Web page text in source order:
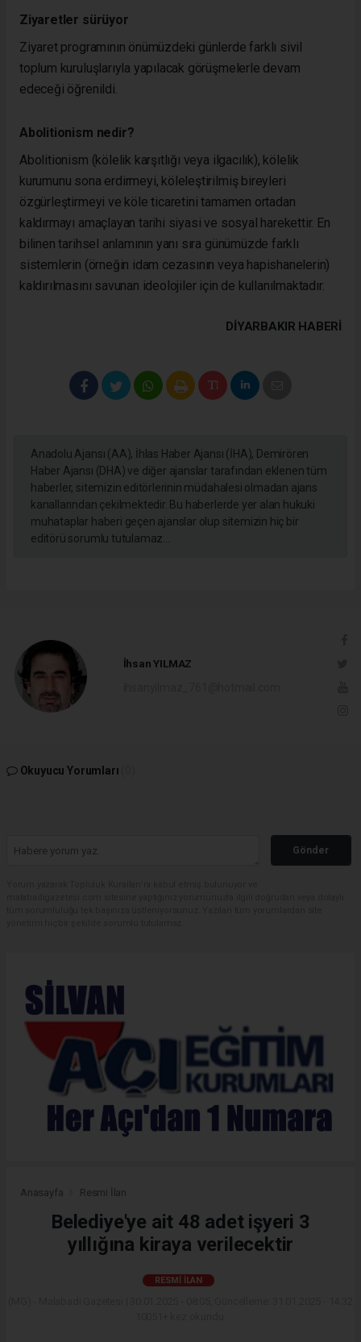
Ziyaretler sürüyor
Ziyaret programının önümüzdeki günlerde farklı sivil
toplum kuruluşlarıyla yapılacak görüşmelerle devam
edeceği öğrenildi.
Abolitionism nedir?
Abolitionism (kölelik karşıtlığı veya ilgacılık), kölelik
kurumunu sona erdirmeyi, köleleştirilmiş bireyleri
özgürleştirmeyi ve köle ticaretini tamamen ortadan
kaldırmayı amaçlayan tarihi siyasi ve sosyal harekettir. En
bilinen tarihsel anlamının yanı sıra günümüzde farklı
sistemlerin (örneğin idam cezasının veya hapishanelerin)
kaldırılmasını savunan ideolojiler için de kullanılmaktadır.
DIYARBAKIR HABERİ
Anadolu Ajansı (AA), İhlas Haber Ajansı (İHA), Demirören
Haber Ajansı (DHA) ve diğer ajanslar tarafından eklenen tüm
haberler, sitemizin editörlerinin müdahalesi olmadan ajans
kanallarından çekilmektedir. Bu haberlerde yer alan hukuki
muhataplar haberi geçen ajanslar olup sitemizin hiç bir
editörü sorumlu tutulamaz...
İhsan YILMAZ
Okuyucu Yorumları
Gönder
Anasayfa Resmi İlan
Belediye'ye ait 48 adet işyeri 3
yıllığına kiraya verilecektir
RESMI İLAN